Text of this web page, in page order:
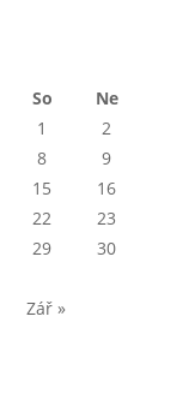
So
Ne
1
2
8
9
15
16
22
23
29
30
Zář »